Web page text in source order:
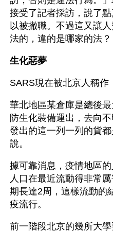
接受了記者採訪，說了
以被撤職。不過這又讓
法的，違的是哪家的法？
生化惡夢
SARS現在被北京人稱作
華北地區某倉庫是總後
防生化裝備運出，去向
發出的這一列一列的貨
說。
據可靠消息，疫情地區
人口在最近流動得非常
期長達2周，這樣流動的
疫流行。
前一階段北京的幾所大